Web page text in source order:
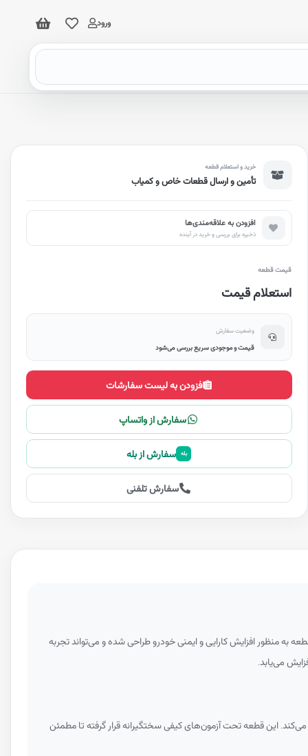
ورود
خرید و استعلام قطعه
تأمین و ارسال قطعات خاص و کمیاب
افزودن به علاقه‌مندی‌ها
ذخیره برای بررسی و خرید در آینده
قیمت قطعه
استعلام قیمت
وضعیت سفارش
قیمت و موجودی سریع بررسی می‌شود
افزودن به لیست سفارشات
سفارش از واتساپ
بله سفارش از بله
سفارش تلفنی
به منظور افزایش کارایی و ایمنی خودرو طراحی شده و می‌تواند تجربه
می‌یابد.
این قطعه تحت آزمون‌های کیفی سختگیرانه قرار گرفته تا مطمئن